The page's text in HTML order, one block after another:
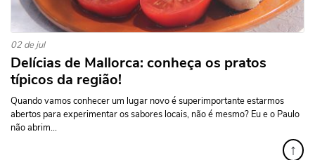
02 de jul
Delícias de Mallorca: conheça os pratos
típicos da região!
Quando vamos conhecer um lugar novo é superimportante estarmos
abertos para experimentar os sabores locais, não é mesmo? Eu e o Paulo
não abrim...
↑